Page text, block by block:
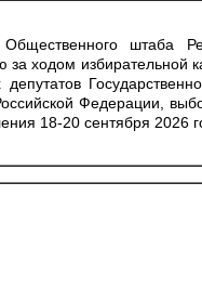
штаба
за ходом избирательной
Федерации,
18-20 сентября 2026